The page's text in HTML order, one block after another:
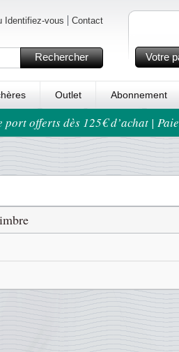
Identifiez-vous Contact
Rechercher Votre
Outlet Abonnement
offerts dès 125€ d’achat |